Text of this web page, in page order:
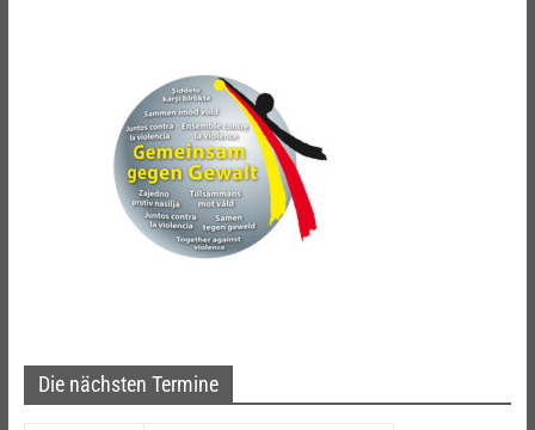
Die nächsten Termine